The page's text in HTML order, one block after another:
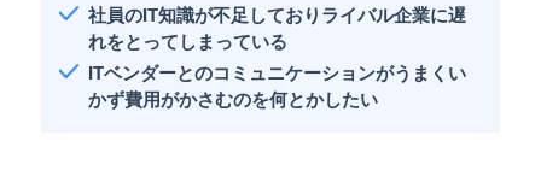
社員のIT知識が不足しておりライバル企業に遅
れをとってしまっている
ITベンダーとのコミュニケーションがうまくい
かず費用がかさむのを何とかしたい